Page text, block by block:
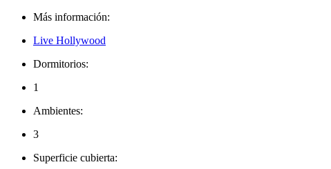
Más información:
Live Hollywood
Dormitorios:
1
Ambientes:
3
Superficie cubierta: